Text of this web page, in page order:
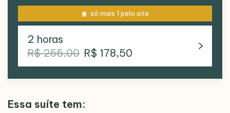
só mais 1 pelo site
2 horas
R$ 255,00 R$ 178,50
Essa suíte tem: